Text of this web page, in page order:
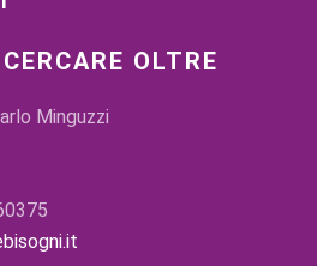
OLTRE
Minguzzi